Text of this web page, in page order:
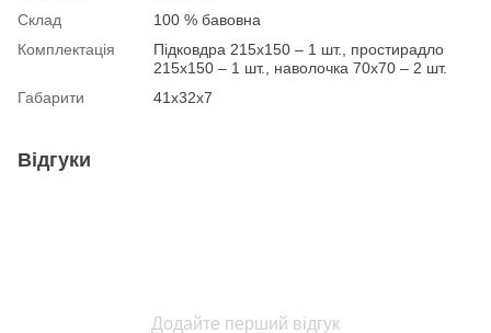
Склад
100 % бавовна
Комплектація
Підковдра 215х150 – 1 шт., простирадло
215х150 – 1 шт., наволочка 70х70 – 2 шт.
Габарити
41х32х7
Відгуки
Додайте перший відгук